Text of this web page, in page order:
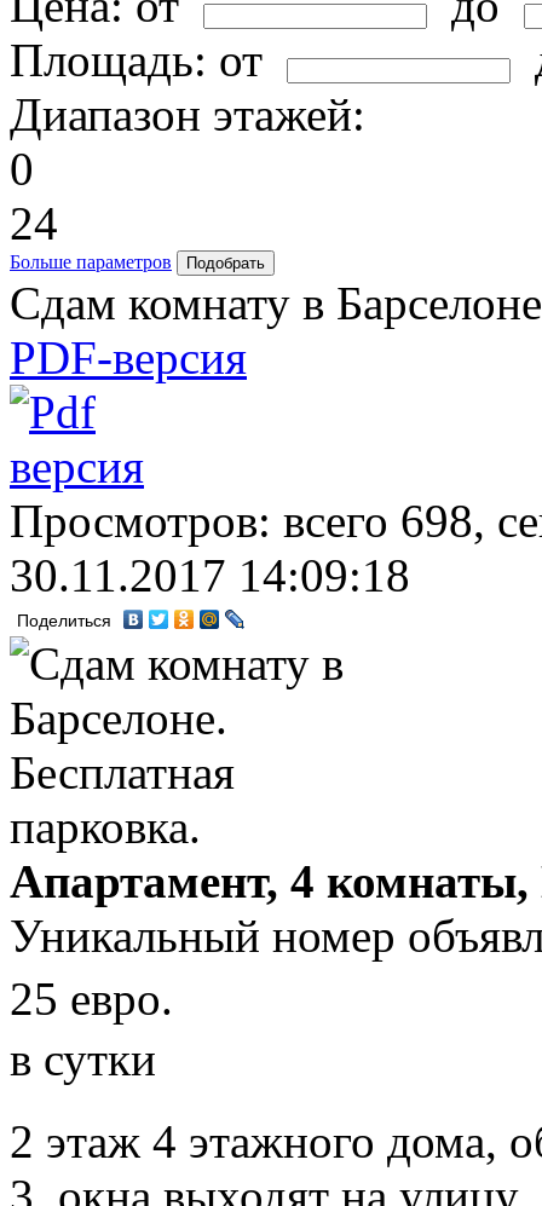
Площадь: от
Диапазон этажей:
0
24
Больше параметров
Сдам комнату в
PDF-версия
Просмотров: всего 698,
30.11.2017 14:09:18
Поделиться
Апартамент, 4
Уникальный номер
25 евро.
в сутки
2 этаж 4 этажного дома,